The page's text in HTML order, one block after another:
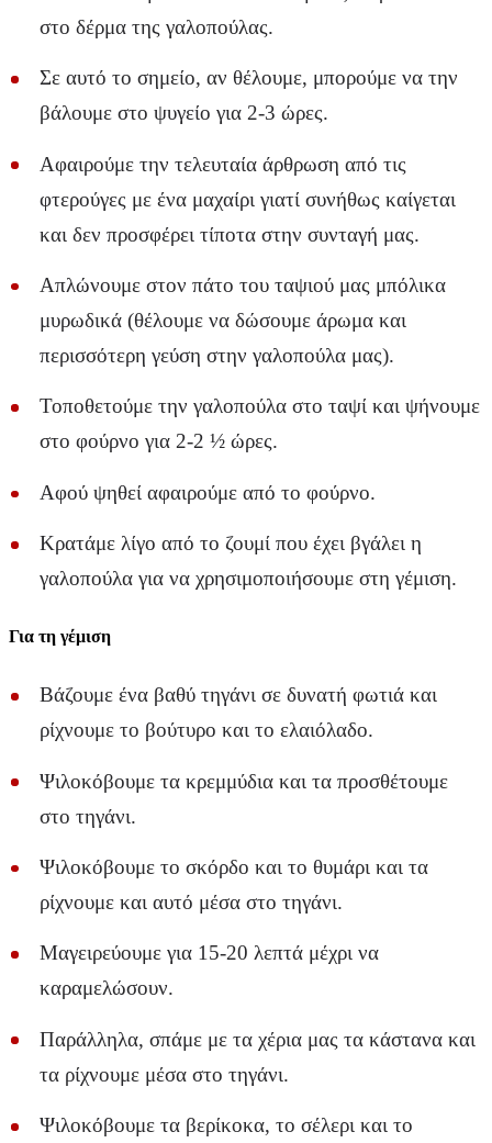
στο δέρμα της γαλοπούλας.
Σε αυτό το σημείο, αν θέλουμε, μπορούμε να την
βάλουμε στο ψυγείο για 2-3 ώρες.
Αφαιρούμε την τελευταία άρθρωση από τις
φτερούγες με ένα μαχαίρι γιατί συνήθως καίγεται
και δεν προσφέρει τίποτα στην συνταγή μας.
Απλώνουμε στον πάτο του ταψιού μας μπόλικα
μυρωδικά (θέλουμε να δώσουμε άρωμα και
περισσότερη γεύση στην γαλοπούλα μας).
Τοποθετούμε την γαλοπούλα στο ταψί και ψήνουμε
στο φούρνο για 2-2 ½ ώρες.
Αφού ψηθεί αφαιρούμε από το φούρνο.
Κρατάμε λίγο από το ζουμί που έχει βγάλει η
γαλοπούλα για να χρησιμοποιήσουμε στη γέμιση.
Για τη γέμιση
Βάζουμε ένα βαθύ τηγάνι σε δυνατή φωτιά και
ρίχνουμε το βούτυρο και το ελαιόλαδο.
Ψιλοκόβουμε τα κρεμμύδια και τα προσθέτουμε
στο τηγάνι.
Ψιλοκόβουμε το σκόρδο και το θυμάρι και τα
ρίχνουμε και αυτό μέσα στο τηγάνι.
Μαγειρεύουμε για 15-20 λεπτά μέχρι να
καραμελώσουν.
Παράλληλα, σπάμε με τα χέρια μας τα κάστανα και
τα ρίχνουμε μέσα στο τηγάνι.
Ψιλοκόβουμε τα βερίκοκα, το σέλερι και το